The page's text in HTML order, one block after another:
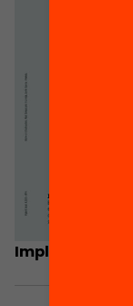
Implicació de